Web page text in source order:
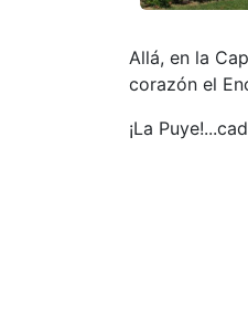
Allá, en la
corazón el
¡La